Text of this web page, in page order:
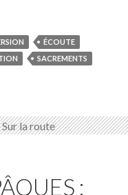
ÉCOUTE
SACREMENTS
: